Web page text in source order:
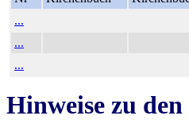
...
...
...
Hinweise zu